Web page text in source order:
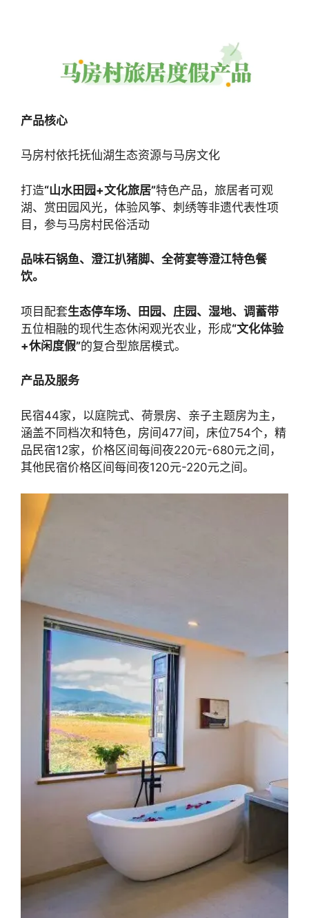
产品核心
马房村依托抚仙湖生态资源与马房文化
打造“山水田园+文化旅居”特色产品，旅居者可观
湖、赏田园风光，体验风筝、刺绣等非遗代表性项
目，参与马房村民俗活动
品味石锅鱼、澄江扒猪脚、全荷宴等澄江特色餐
饮。
项目配套生态停车场、田园、庄园、湿地、调蓄带
五位相融的现代生态休闲观光农业，形成“文化体验
+休闲度假”的复合型旅居模式。
产品及服务
民宿44家，以庭院式、荷景房、亲子主题房为主，
涵盖不同档次和特色，房间477间，床位754个，精
品民宿12家，价格区间每间夜220元-680元之间，
其他民宿价格区间每间夜120元-220元之间。